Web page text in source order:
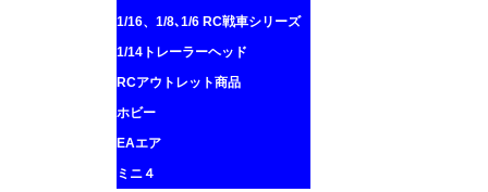
1/16、1/8､1/6 RC戦車シリーズ
1/14トレーラーヘッド
RCアウトレット商品
ホビー
EAエア
ミニ４